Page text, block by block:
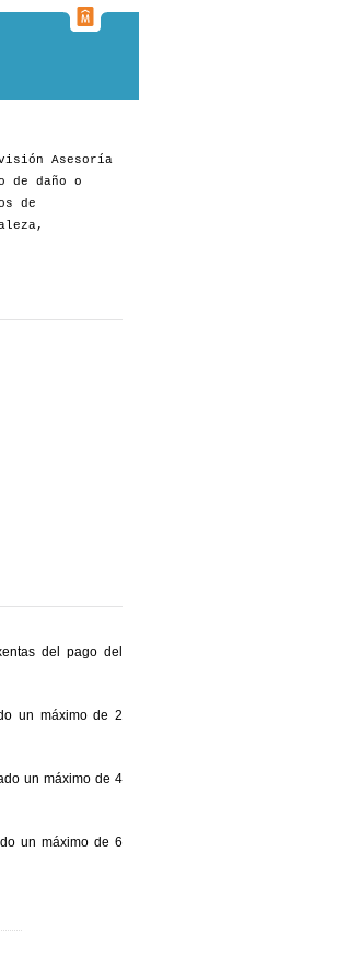
Asesoría
de daño o
de
del pago del
un máximo de 2
un máximo de 4
un máximo de 6